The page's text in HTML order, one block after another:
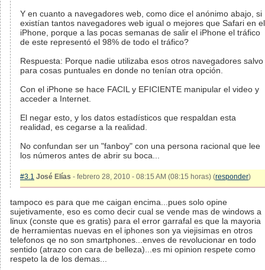
Y en cuanto a navegadores web, como dice el anónimo abajo, si
existían tantos navegadores web igual o mejores que Safari en el
iPhone, porque a las pocas semanas de salir el iPhone el tráfico
de este representó el 98% de todo el tráfico?
Respuesta: Porque nadie utilizaba esos otros navegadores salvo
para cosas puntuales en donde no tenían otra opción.
Con el iPhone se hace FACIL y EFICIENTE manipular el video y
acceder a Internet.
El negar esto, y los datos estadísticos que respaldan esta
realidad, es cegarse a la realidad.
No confundan ser un "fanboy" con una persona racional que lee
los números antes de abrir su boca...
#3.1 José Elías - febrero 28, 2010 - 08:15 AM (08:15 horas) (responder)
tampoco es para que me caigan encima...pues solo opine
sujetivamente, eso es como decir cual se vende mas de windows a
linux (conste que es gratis) para el error garrafal es que la mayoria
de herramientas nuevas en el iphones son ya viejisimas en otros
telefonos qe no son smartphones...enves de revolucionar en todo
sentido (atrazo con cara de belleza)...es mi opinion respete como
respeto la de los demas...